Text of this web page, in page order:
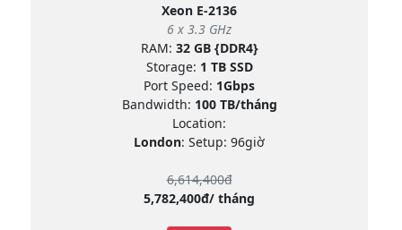
Xeon E-2136
6 x 3.3 GHz
RAM: 32 GB {DDR4}
Storage: 1 TB SSD
Port Speed: 1Gbps
Bandwidth: 100 TB/tháng
Location:
London: Setup: 96giờ
6,614,400đ
5,782,400đ/ tháng